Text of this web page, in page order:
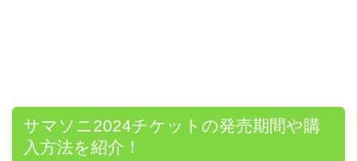
サマソニ2024チケットの発売期間や購
入方法を紹介！